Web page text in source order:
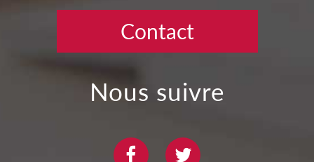
Contact
nous suivre